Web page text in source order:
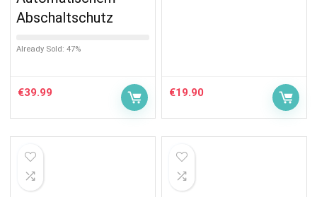
Abschaltschutz
Already Sold: 47%
€39.99 €19.90